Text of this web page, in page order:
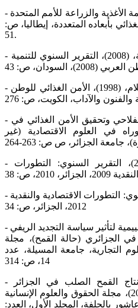
- منظمة الأغذية والزراعة للأمم المتحدة (FAO)، (2013)، حالة انعدام
بأبعاده المتعددة، إيطاليا، ص:
51.
- المنظمة العربية للتنمية الزراعية، (2008)، التقرير السنوي للتنمية
- أنظر إلى: -محمد السید عبد السلام، (1998)، الأمن الغذائي للوطن
- حوشين كمال، إشكالية العقار الفلاحي وتحقيق الأمن الغذائي في
دكتوراه في العلوم الاقتصادية (غير
جامعة الجزائر، ص ص: 263-264
- أنظر إلى: -بنك الجزائر، (2010)، التقرير السنوي: التطورات
2010، ص: 38
- بنك الجزائر، (2013)، التقرير السنوي: التطورات الاقتصادية والنقدية
2012، الجزائر، ص: 34
- قريد مصطفى، (2015)، دراسة تقييمية لتأثير سياسة التجديد الريفي
الجزائري (حالة القمح)، مجلة
التجارية، جامعة المسيلة، عدد
14، ص: 314
- أنظر إلى: -بركان بن خيرة، إنتاج القمح الصلب في الجزائر
(المعوقات والحلول)، (أكتوبر 2014)، مجلة الحقوق والعلوم الإنسانية
بالجلفة، المجلد الأول، العدد: